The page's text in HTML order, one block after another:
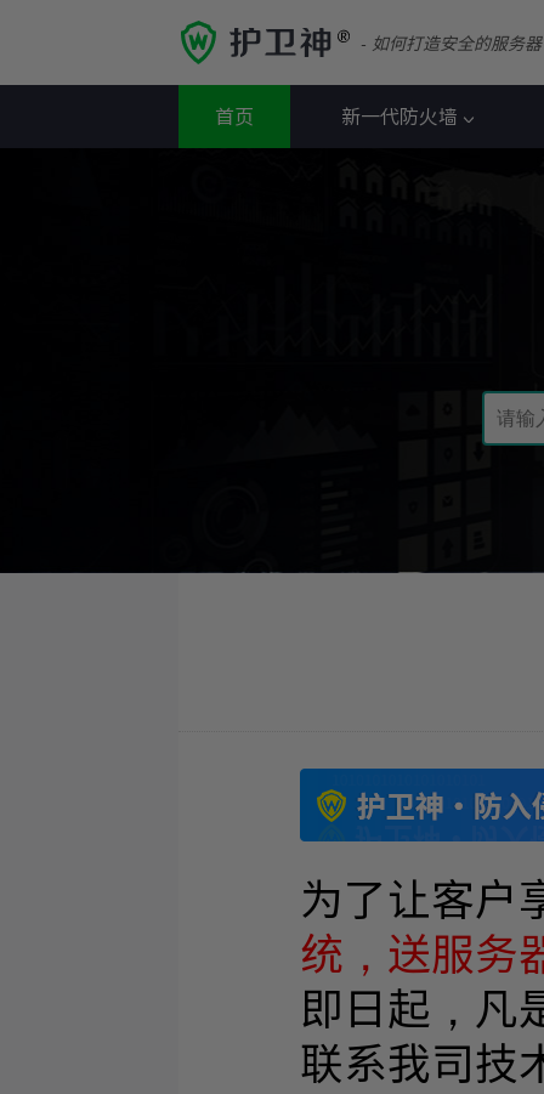
- 如何打造安全的服务器
首页 新一代防火墙
为了让客户
统，送服务
即日起，凡
联系我司技